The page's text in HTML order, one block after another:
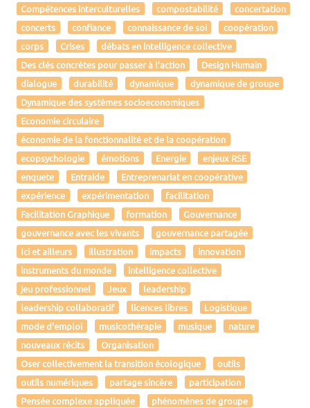
Compétences interculturelles
compostabilité
concertation
concerts
confiance connaissance de soi
coopération
corps
Crises
débats en intelligence collective
Des clés concrètes pour passer à l’action
Design Humain
dialogue
durabilité dynamique
dynamique de groupe
Dynamique des systèmes socioeconomiques
Economie circulaire
économie de la fonctionnalité et de la coopération
ecopsychologie
émotions Energie
enjeux RSE
enquete
Entraide
Entreprenariat en coopérative
expérience
expérimentation
facilitation
Facilitation Graphique
formation
Gouvernance
gouvernance avec les vivants
gouvernance partagée
Ici et ailleurs
illustration impacts
innovation
instruments du monde
intelligence collective
jeu professionnel
Jeux
leadership
leadership collaboratif
licences libres
Logistique
mode d’emploi
musicothérapie musique
nature
nouveaux récits
Organisation
Oser collectivement la transition écologique
outils
outils numériques
partage sincère
participation
Pensée complexe appliquée
phénomènes de groupe